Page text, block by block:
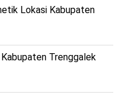
Lokasi Kabupaten
Trenggalek